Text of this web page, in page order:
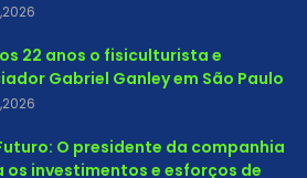
22 anos o fisiculturista e
Gabriel Ganley em São Paulo
O presidente da companhia
os investimentos e esforços de